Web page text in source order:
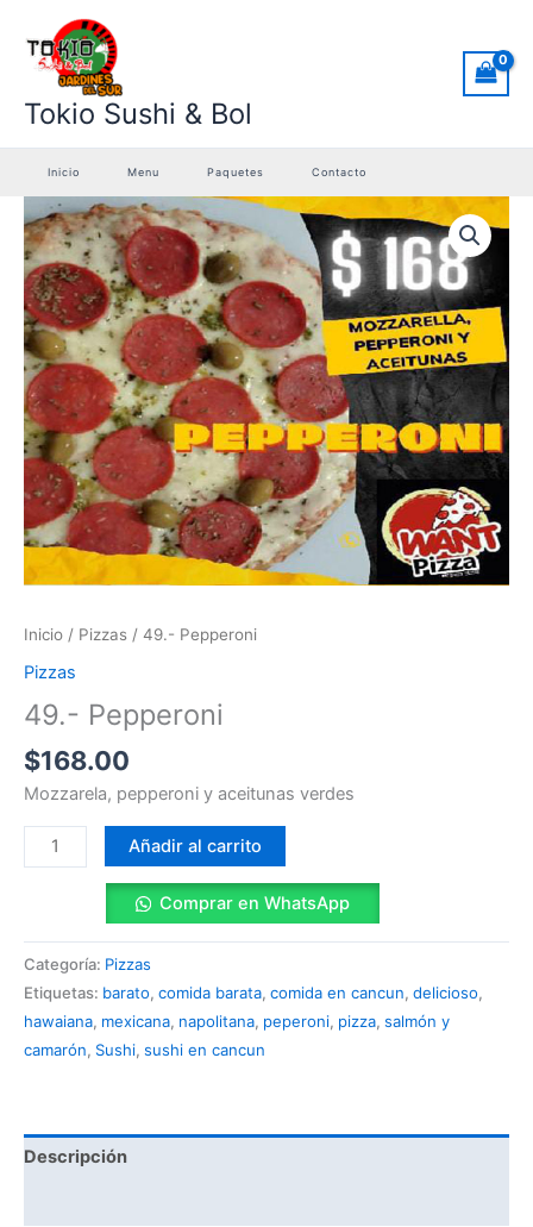
contenido
Tokio Sushi & Bol
Inicio Menu Paquetes Contacto
Inicio / Pizzas / 49.- Pepperoni
Pizzas
49.- Pepperoni
$168.00
Mozzarela, pepperoni y aceitunas verdes
49.-
Pepperoni
cantidad
Añadir al carrito
Comprar en WhatsApp
Categoría: Pizzas
Etiquetas: barato, comida barata, comida en cancun, delicioso,
hawaiana, mexicana, napolitana, peperoni, pizza, salmón y
camarón, Sushi, sushi en cancun
Descripción